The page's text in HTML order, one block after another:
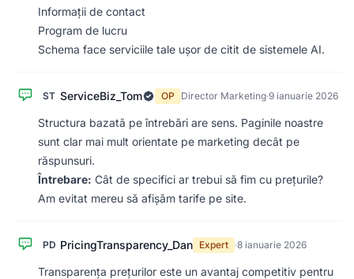
Informații de contact
Program de lucru
Schema face serviciile tale ușor de citit de sistemele AI.
ST ServiceBiz_Tom OP Director Marketing·9 ianuarie 2026
Structura bazată pe întrebări are sens. Paginile noastre
sunt clar mai mult orientate pe marketing decât pe
răspunsuri.
Întrebare: Cât de specifici ar trebui să fim cu prețurile?
Am evitat mereu să afișăm tarife pe site.
PD PricingTransparency_Dan Expert ·8 ianuarie 2026
Transparența prețurilor este un avantaj competitiv pentru